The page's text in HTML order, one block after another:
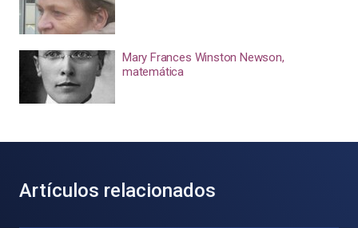
Mary Frances Winston Newson,
matemática
Artículos relacionados